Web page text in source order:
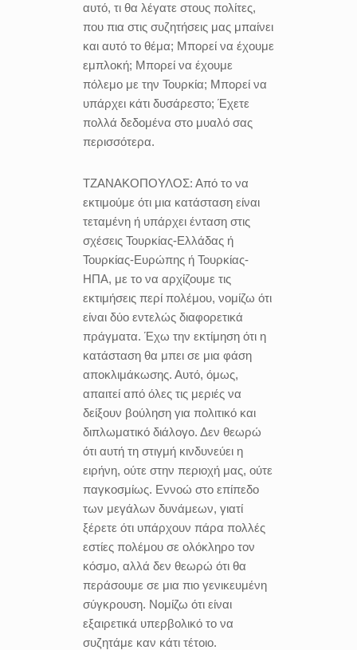
αυτό, τι θα λέγατε στους πολίτες,
που πια στις συζητήσεις μας μπαίνει
και αυτό το θέμα; Μπορεί να έχουμε
εμπλοκή; Μπορεί να έχουμε
πόλεμο με την Τουρκία; Μπορεί να
υπάρχει κάτι δυσάρεστο; Έχετε
πολλά δεδομένα στο μυαλό σας
περισσότερα.
ΤΖΑΝΑΚΟΠΟΥΛΟΣ: Από το να
εκτιμούμε ότι μια κατάσταση είναι
τεταμένη ή υπάρχει ένταση στις
σχέσεις Τουρκίας-Ελλάδας ή
Τουρκίας-Ευρώπης ή Τουρκίας-
ΗΠΑ, με το να αρχίζουμε τις
εκτιμήσεις περί πολέμου, νομίζω ότι
είναι δύο εντελώς διαφορετικά
πράγματα. Έχω την εκτίμηση ότι η
κατάσταση θα μπει σε μια φάση
αποκλιμάκωσης. Αυτό, όμως,
απαιτεί από όλες τις μεριές να
δείξουν βούληση για πολιτικό και
διπλωματικό διάλογο. Δεν θεωρώ
ότι αυτή τη στιγμή κινδυνεύει η
ειρήνη, ούτε στην περιοχή μας, ούτε
παγκοσμίως. Εννοώ στο επίπεδο
των μεγάλων δυνάμεων, γιατί
ξέρετε ότι υπάρχουν πάρα πολλές
εστίες πολέμου σε ολόκληρο τον
κόσμο, αλλά δεν θεωρώ ότι θα
περάσουμε σε μια πιο γενικευμένη
σύγκρουση. Νομίζω ότι είναι
εξαιρετικά υπερβολικό το να
συζητάμε καν κάτι τέτοιο.